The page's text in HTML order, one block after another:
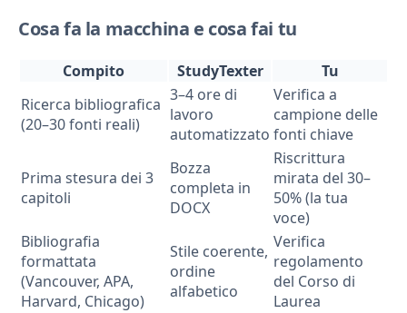
Cosa fa la macchina e cosa fai tu
Compito StudyTexter
Tu
Ricerca bibliografica
(20–30 fonti reali)
3–4 ore di
lavoro
automatizzato
Verifica a
campione delle
fonti chiave
Prima stesura dei 3
capitoli
Bozza
completa in
DOCX
Riscrittura
mirata del 30–
50% (la tua
voce)
Bibliografia
formattata
(Vancouver, APA,
Harvard, Chicago)
Stile coerente,
ordine
alfabetico
Verifica
regolamento
del Corso di
Laurea